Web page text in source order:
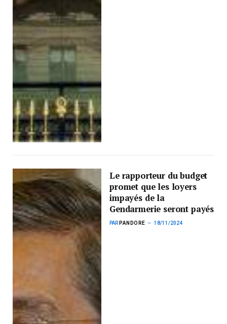
Le rapporteur du budget
promet que les loyers
impayés de la
Gendarmerie seront payés
PAR PANDORE 18/11/2024